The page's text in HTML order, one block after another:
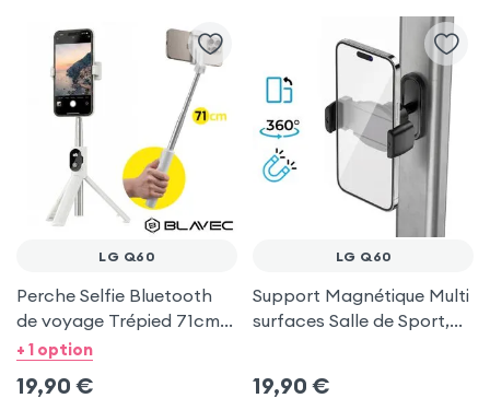
LG Q60
Perche Selfie Bluetooth
de voyage Trépied 71cm -
Blanc pour LG Q60
+ 1 option
19,90 €
LG Q60
Support Magnétique Multi
surfaces Salle de Sport,
19,90 €